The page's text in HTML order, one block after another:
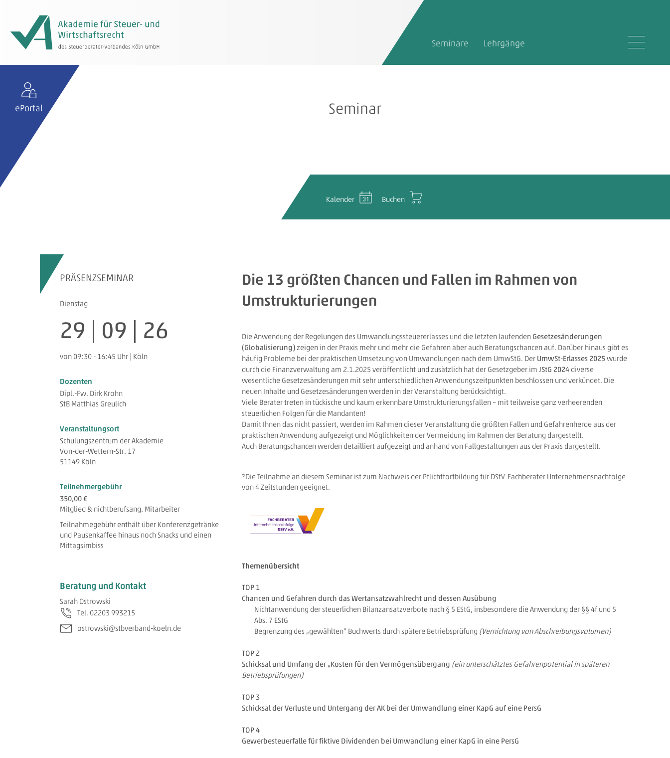
Seminare Lehrgänge
ePortal Seminar
Kalender Buchen
PRÄSENZSEMINAR
Dienstag
29 | 09 | 26
von 09:30 - 16:45 Uhr | Köln
Dozenten
Dipl.-Fw. Dirk Krohn
StB Matthias Greulich
Veranstaltungsort
Schulungszentrum der Akademie
Von-der-Wettern-Str. 17
51149 Köln
Teilnehmergebühr
350,00 €
Mitglied & nichtberufsang. Mitarbeiter
Teilnahmegebühr enthält über Konferenzgetränke
und Pausenkaffee hinaus noch Snacks und einen
Mittagsimbiss
Beratung und Kontakt
Sarah Ostrowski
Tel. 02203 993215
ostrowski@stbverband-koeln.de
Die 13 größten Chancen und Fallen im Rahmen von
Umstrukturierungen
Die Anwendung der Regelungen des Umwandlungssteuererlasses und die letzten laufenden Gesetzesänderungen
(Globalisierung)zeigen in der Praxis mehr und mehr die Gefahren aber auch Beratungschancen auf. Darüber hinaus gibt es
häufig Probleme bei der praktischen Umsetzung von Umwandlungen nach dem UmwStG. Der UmwSt-Erlasses 2025wurde
durch die Finanzverwaltung am 2.1.2025 veröffentlicht und zusätzlich hat der Gesetzgeber im JStG 2024 diverse
wesentliche Gesetzesänderungen mit sehr unterschiedlichen Anwendungszeitpunkten beschlossen und verkündet. Die
neuen Inhalte und Gesetzesänderungen werden in der Veranstaltung berücksichtigt.
Viele Berater treten in tückische und kaum erkennbare Umstrukturierungsfallen – mit teilweise ganz verheerenden
steuerlichen Folgen für die Mandanten!
Damit Ihnen das nicht passiert, werden im Rahmen dieser Veranstaltung die größten Fallen und Gefahrenherde aus der
praktischen Anwendung aufgezeigt und Möglichkeiten der Vermeidung im Rahmen der Beratung dargestellt.
Auch Beratungschancen werden detailliert aufgezeigt und anhand von Fallgestaltungen aus der Praxis dargestellt.
*Die Teilnahme an diesem Seminar ist zum Nachweis der Pflichtfortbildung für DStV-Fachberater Unternehmensnachfolge
von 4 Zeitstundengeeignet.
Themenübersicht
TOP 1
Chancen und Gefahren durch das Wertansatzwahlrecht und dessen Ausübung
Nichtanwendung der steuerlichen Bilanzansatzverbote nach § 5 EStG, insbesondere die Anwendung der §§ 4f und 5
Abs. 7 EStG
Begrenzung des „gewählten“ Buchwerts durch spätere Betriebsprüfung (Vernichtung von Abschreibungsvolumen)
TOP 2
Schicksal und Umfang der „Kosten für den Vermögensübergang (ein unterschätztes Gefahrenpotential in späteren
Betriebsprüfungen)
TOP 3
Schicksal der Verluste und Untergang der AK bei der Umwandlung einer KapG auf eine PersG
TOP 4
Gewerbesteuerfalle für fiktive Dividenden bei Umwandlung einer KapG in eine PersG